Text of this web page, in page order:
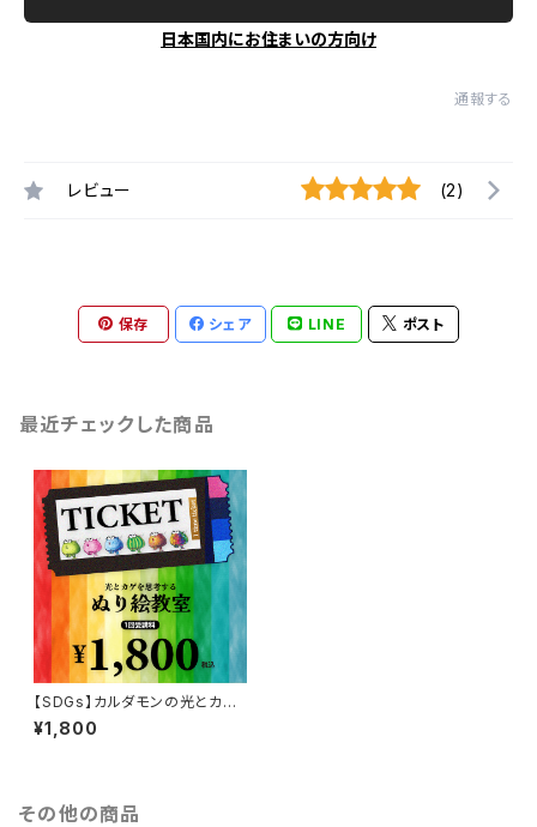
日本国内にお住まいの方向け
通報する
レビュー (2)
保存 シェア LINE ポスト
最近チェックした商品
【SDGs】カルダモンの光とカゲ
のぬり絵（受講券）
¥1,800
その他の商品